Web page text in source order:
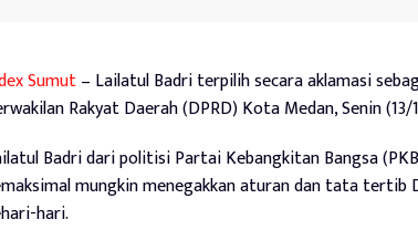
Sumut– Lailatul Badri terpilih secara aklamasi
Rakyat Daerah (DPRD) Kota Medan, Senin (13/
Badri dari politisi Partai Kebangkitan Bangsa
mungkin menegakkan aturan dan tata tertib
hari.